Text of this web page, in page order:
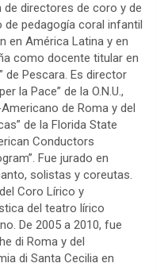
directores de coro y de
pedagogía coral infantil
en América Latina y en
como docente titular en
de Pescara. Es director
la Pace” de la O.N.U.,
de Roma y del
de la Florida State
Conductors
Fue jurado en
solistas y coreutas.
Coro Lírico y
del teatro lírico
De 2005 a 2010, fue
di Roma y del
di Santa Cecilia en